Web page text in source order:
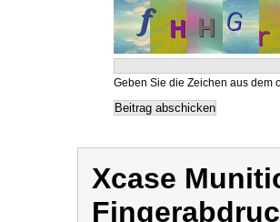
Geben Sie die Zeichen aus dem
Xcase